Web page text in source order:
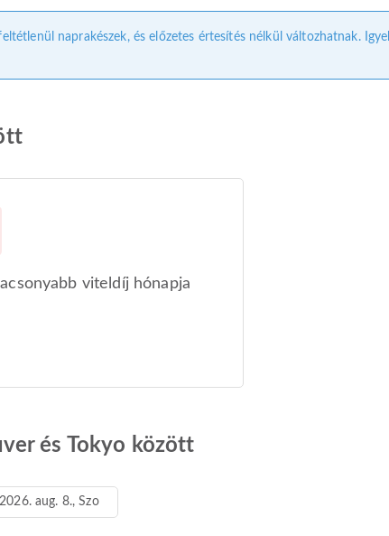
naprakészek, és előzetes értesítés nélkül változhatnak.
viteldíj hónapja
és Tokyo között
2026. aug. 8., Szo